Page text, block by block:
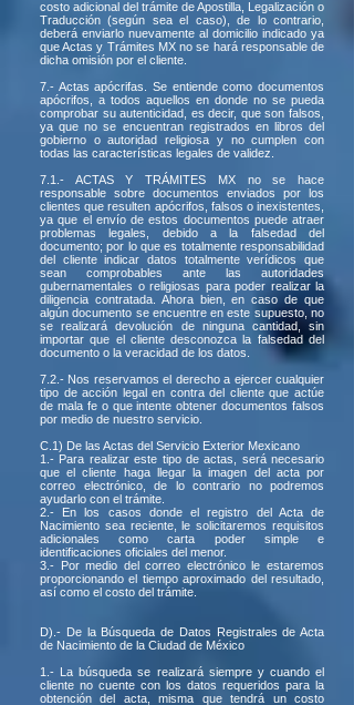
costo adicional del trámite de Apostilla, Legalización o
Traducción (según sea el caso), de lo contrario,
deberá enviarlo nuevamente al domicilio indicado ya
que Actas y Trámites MX no se hará responsable de
dicha omisión por el cliente.
7.- Actas apócrifas. Se entiende como documentos
apócrifos, a todos aquellos en donde no se pueda
comprobar su autenticidad, es decir, que son falsos,
ya que no se encuentran registrados en libros del
gobierno o autoridad religiosa y no cumplen con
todas las características legales de validez.
7.1.- ACTAS Y TRÁMITES MX no se hace
responsable sobre documentos enviados por los
clientes que resulten apócrifos, falsos o inexistentes,
ya que el envío de estos documentos puede atraer
problemas legales, debido a la falsedad del
documento; por lo que es totalmente responsabilidad
del cliente indicar datos totalmente verídicos que
sean comprobables ante las autoridades
gubernamentales o religiosas para poder realizar la
diligencia contratada. Ahora bien, en caso de que
algún documento se encuentre en este supuesto, no
se realizará devolución de ninguna cantidad, sin
importar que el cliente desconozca la falsedad del
documento o la veracidad de los datos.
7.2.- Nos reservamos el derecho a ejercer cualquier
tipo de acción legal en contra del cliente que actúe
de mala fe o que intente obtener documentos falsos
por medio de nuestro servicio.
C.1) De las Actas del Servicio Exterior Mexicano
1.- Para realizar este tipo de actas, será necesario
que el cliente haga llegar la imagen del acta por
correo electrónico, de lo contrario no podremos
ayudarlo con el trámite.
2.- En los casos donde el registro del Acta de
Nacimiento sea reciente, le solicitaremos requisitos
adicionales como carta poder simple e
identificaciones oficiales del menor.
3.- Por medio del correo electrónico le estaremos
proporcionando el tiempo aproximado del resultado,
así como el costo del trámite.
D).- De la Búsqueda de Datos Registrales de Acta
de Nacimiento de la Ciudad de México
1.- La búsqueda se realizará siempre y cuando el
cliente no cuente con los datos requeridos para la
obtención del acta, misma que tendrá un costo